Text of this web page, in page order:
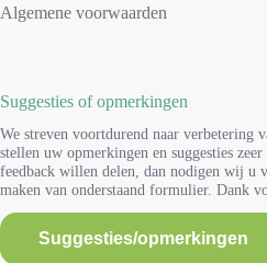
Algemene voorwaarden
Suggesties of opmerkingen
We streven voortdurend naar verbetering
stellen uw opmerkingen en suggesties
feedback willen delen, dan nodigen wij u
maken van onderstaand formulier. Dank
Suggesties/opmerkingen